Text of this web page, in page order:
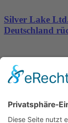
Silver Lake
Deutschland
Weniger
adseed startet
Wichtiges
Impressum